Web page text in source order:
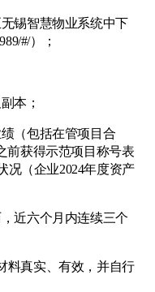
锡智慧物业系统中下
#/）；
本；
（包括在管项目合
前获得示范项目称号表
况（企业2024年度资产
近六个月内连续三个
料真实、有效，并自行